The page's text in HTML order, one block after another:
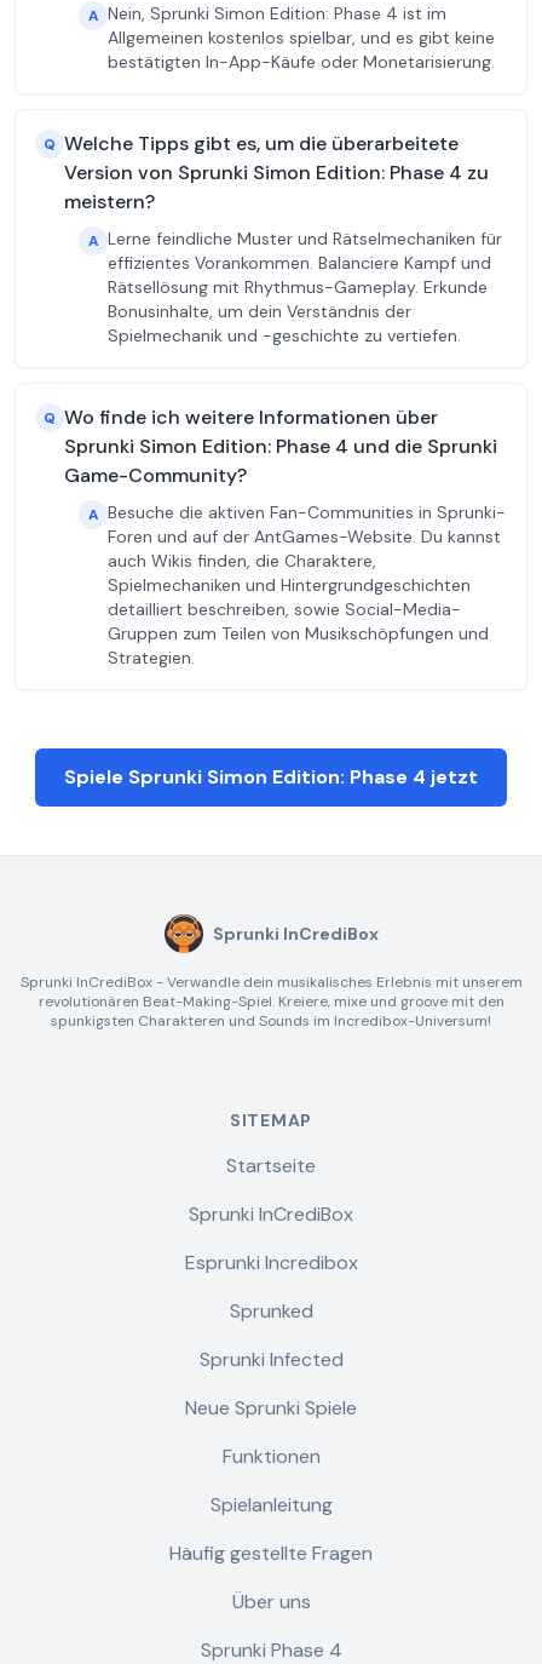
A Nein, Sprunki Simon Edition: Phase 4 ist im
Allgemeinen kostenlos spielbar, und es gibt keine
bestätigten In-App-Käufe oder Monetarisierung.
Q Welche Tipps gibt es, um die überarbeitete
Version von Sprunki Simon Edition: Phase 4 zu
meistern?
A Lerne feindliche Muster und Rätselmechaniken für
effizientes Vorankommen. Balanciere Kampf und
Rätsellösung mit Rhythmus-Gameplay. Erkunde
Bonusinhalte, um dein Verständnis der
Spielmechanik und -geschichte zu vertiefen.
Q Wo finde ich weitere Informationen über
Sprunki Simon Edition: Phase 4 und die Sprunki
Game-Community?
A Besuche die aktiven Fan-Communities in Sprunki-
Foren und auf der AntGames-Website. Du kannst
auch Wikis finden, die Charaktere,
Spielmechaniken und Hintergrundgeschichten
detailliert beschreiben, sowie Social-Media-
Gruppen zum Teilen von Musikschöpfungen und
Strategien.
Spiele Sprunki Simon Edition: Phase 4 jetzt
Sprunki InCrediBox
Sprunki InCrediBox - Verwandle dein musikalisches Erlebnis mit unserem
revolutionären Beat-Making-Spiel. Kreiere, mixe und groove mit den
spunkigsten Charakteren und Sounds im Incredibox-Universum!
SITEMAP
Startseite
Sprunki InCrediBox
Esprunki Incredibox
Sprunked
Sprunki Infected
Neue Sprunki Spiele
Funktionen
Spielanleitung
Häufig gestellte Fragen
Über uns
Sprunki Phase 4